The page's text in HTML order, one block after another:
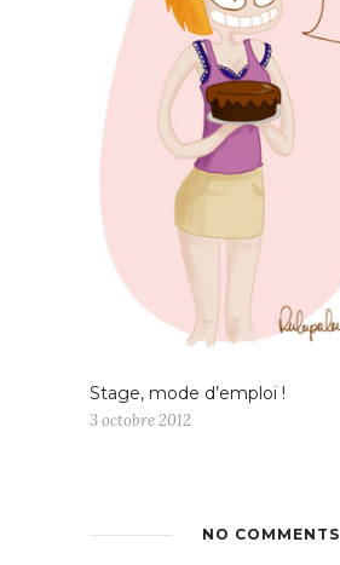
Stage, mode d’emploi !
3 octobre 2012
NO COMMENTS